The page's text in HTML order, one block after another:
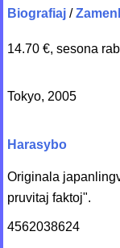
Biografiaj /
14.70 €, sesona
Tokyo, 2005
Harasybo
Originala
pruvitaj faktoj".
4562038624